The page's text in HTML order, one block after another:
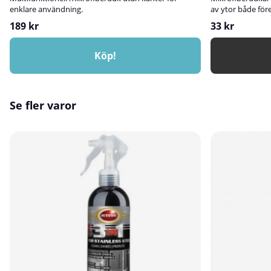
enklare användning.
189 kr
Köp!
av ytor både
33 kr
Se fler varor